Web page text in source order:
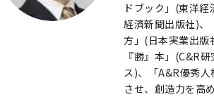
ドブック」(東洋
経済新聞出版社)、
方」(日本実業出版
『勝』本」(C&R
ス)、「A&R優秀
させ、創造力を高